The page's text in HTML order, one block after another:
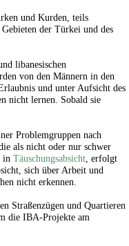
und Kurden, teils
der Türkei und des
libanesischen
von den Männern in den
und unter Aufsicht des
nicht lernen. Sobald sie
Problemgruppen nach
als nicht oder nur schwer
in Täuschungsabsicht , erfolgt
sich über Arbeit und
nicht erkennen.
Straßenzügen und Quartieren
die IBA-Projekte am